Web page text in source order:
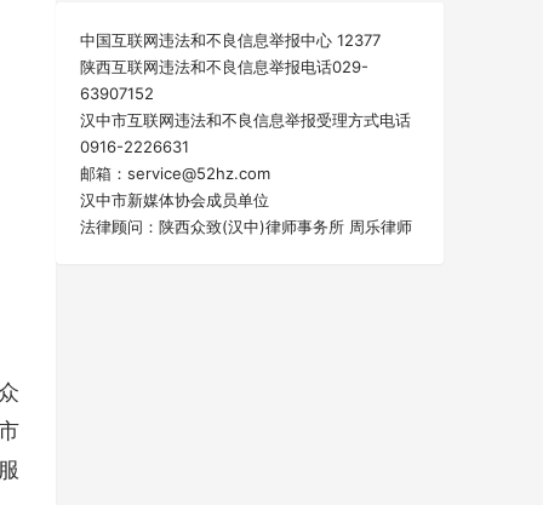
中国互联网违法和不良信息举报中心 12377
陕西互联网违法和不良信息举报电话029-
63907152
汉中市互联网违法和不良信息举报受理方式电话
0916-2226631
邮箱：service@52hz.com
汉中市新媒体协会成员单位
法律顾问：陕西众致(汉中)律师事务所 周乐律师